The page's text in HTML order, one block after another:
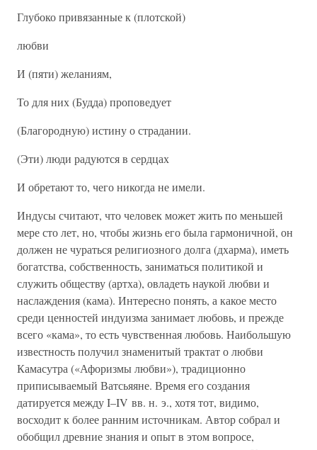
Глубоко привязанные к (плотской)
любви
И (пяти) желаниям,
То для них (Будда) проповедует
(Благородную) истину о страдании.
(Эти) люди радуются в сердцах
И обретают то, чего никогда не имели.
Индусы считают, что человек может жить по меньшей
мере сто лет, но, чтобы жизнь его была гармоничной, он
должен не чураться религиозного долга (дхарма), иметь
богатства, собственность, заниматься политикой и
служить обществу (артха), овладеть наукой любви и
наслаждения (кама). Интересно понять, а какое место
среди ценностей индуизма занимает любовь, и прежде
всего «кама», то есть чувственная любовь. Наибольшую
известность получил знаменитый трактат о любви
Камасутра («Афоризмы любви»), традиционно
приписываемый Ватсьяяне. Время его создания
датируется между I–IV вв. н. э., хотя тот, видимо,
восходит к более ранним источникам. Автор собрал и
обобщил древние знания и опыт в этом вопросе,